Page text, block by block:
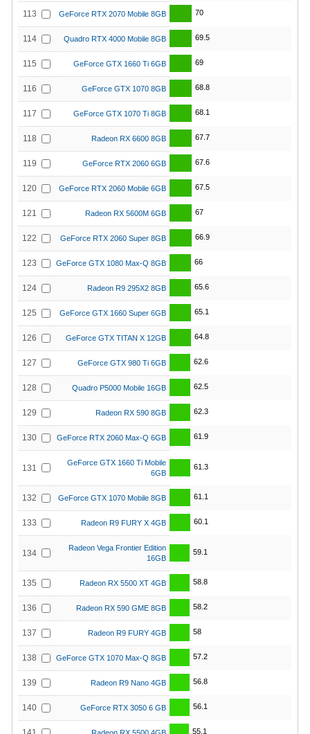
113 GeForce RTX 2070 Mobile 8GB 70
114 Quadro RTX 4000 Mobile 8GB 69.5
115 GeForce GTX 1660 Ti 6GB 69
116 GeForce GTX 1070 8GB 68.8
117 GeForce GTX 1070 Ti 8GB 68.1
118 Radeon RX 6600 8GB 67.7
119 GeForce RTX 2060 6GB 67.6
120 GeForce RTX 2060 Mobile 6GB 67.5
121 Radeon RX 5600M 6GB 67
122 GeForce RTX 2060 Super 8GB 66.9
123 GeForce GTX 1080 Max-Q 8GB 66
124 Radeon R9 295X2 8GB 65.6
125 GeForce GTX 1660 Super 6GB 65.1
126 GeForce GTX TITAN X 12GB 64.8
127 GeForce GTX 980 Ti 6GB 62.6
128 Quadro P5000 Mobile 16GB 62.5
129 Radeon RX 590 8GB 62.3
130 GeForce RTX 2060 Max-Q 6GB 61.9
131
GeForce GTX 1660 Ti Mobile
6GB
61.3
132 GeForce GTX 1070 Mobile 8GB 61.1
133 Radeon R9 FURY X 4GB 60.1
134
Radeon Vega Frontier Edition
16GB
59.1
135 Radeon RX 5500 XT 4GB 58.8
136 Radeon RX 590 GME 8GB 58.2
137 Radeon R9 FURY 4GB 58
138 GeForce GTX 1070 Max-Q 8GB 57.2
139 Radeon R9 Nano 4GB 56.8
140 GeForce RTX 3050 6 GB 56.1
55.1